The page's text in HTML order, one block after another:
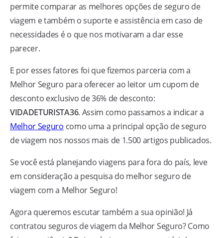
permite comparar as melhores opções de seguro de
viagem e também o suporte e assistência em caso de
necessidades é o que nos motivaram a dar esse
parecer.
E por esses fatores foi que fizemos parceria com a
Melhor Seguro para oferecer ao leitor um cupom de
desconto exclusivo de 36% de desconto:
VIDADETURISTA36. Assim como passamos a indicar a
Melhor Seguro como uma a principal opção de seguro
de viagem nos nossos mais de 1.500 artigos publicados.
Se você está planejando viagens para fora do país, leve
em consideração a pesquisa do melhor seguro de
viagem com a Melhor Seguro!
Agora queremos escutar também a sua opinião! Já
contratou seguros de viagem da Melhor Seguro? Como